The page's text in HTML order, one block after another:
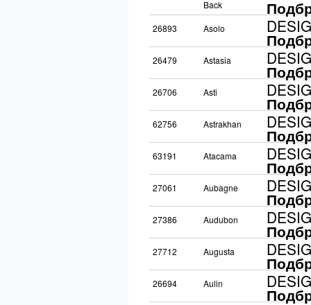
Back
26893 Asolo
26479 Astasia
26706 Asti
62756 Astrakhan
63191 Atacama
27061 Aubagne
27386 Audubon
27712 Augusta
26694 Aulin